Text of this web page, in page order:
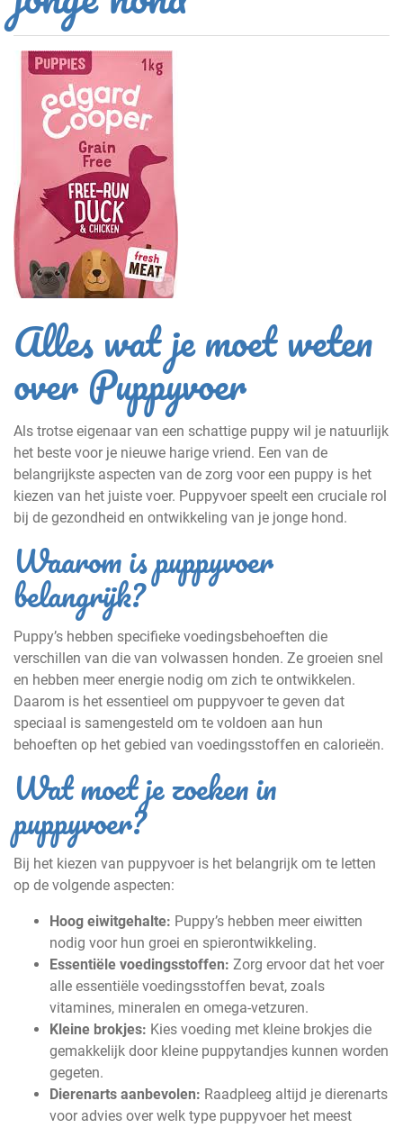
Alles wat je moet weten
over Puppyvoer
Als trotse eigenaar van een schattige puppy wil je natuurlijk
het beste voor je nieuwe harige vriend. Een van de
belangrijkste aspecten van de zorg voor een puppy is het
kiezen van het juiste voer. Puppyvoer speelt een cruciale rol
bij de gezondheid en ontwikkeling van je jonge hond.
Waarom is puppyvoer
belangrijk?
Puppy’s hebben specifieke voedingsbehoeften die
verschillen van die van volwassen honden. Ze groeien snel
en hebben meer energie nodig om zich te ontwikkelen.
Daarom is het essentieel om puppyvoer te geven dat
speciaal is samengesteld om te voldoen aan hun
behoeften op het gebied van voedingsstoffen en calorieën.
Wat moet je zoeken in
puppyvoer?
Bij het kiezen van puppyvoer is het belangrijk om te letten
op de volgende aspecten:
Hoog eiwitgehalte: Puppy’s hebben meer eiwitten
nodig voor hun groei en spierontwikkeling.
Essentiële voedingsstoffen: Zorg ervoor dat het voer
alle essentiële voedingsstoffen bevat, zoals
vitamines, mineralen en omega-vetzuren.
Kleine brokjes: Kies voeding met kleine brokjes die
gemakkelijk door kleine puppytandjes kunnen worden
gegeten.
Dierenarts aanbevolen: Raadpleeg altijd je dierenarts
voor advies over welk type puppyvoer het meest